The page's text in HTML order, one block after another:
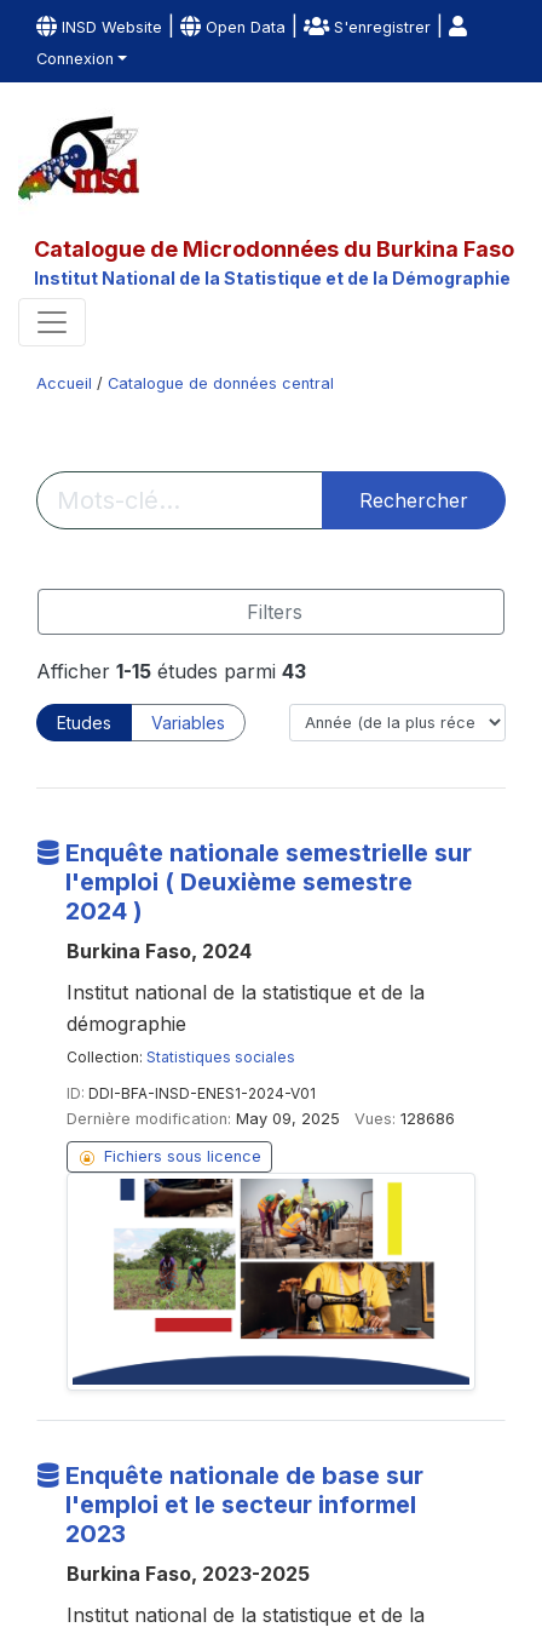
INSD Website Open Data S'enregistrer
Connexion
Catalogue de Microdonnées du Burkina Faso
Institut National de la Statistique et de la Démographie
Accueil / Catalogue de données central
Rechercher
Filters
Afficher 1-15 études parmi 43
Etudes Variables
Enquête nationale semestrielle sur
l'emploi ( Deuxième semestre
2024 )
Burkina Faso, 2024
Institut national de la statistique et de la
démographie
Collection: Statistiques sociales
ID: DDI-BFA-INSD-ENES1-2024-V01
Dernière modification: May 09, 2025 Vues: 128686
Fichiers sous licence
Enquête nationale de base sur
l'emploi et le secteur informel
2023
Burkina Faso, 2023-2025
Institut national de la statistique et de la